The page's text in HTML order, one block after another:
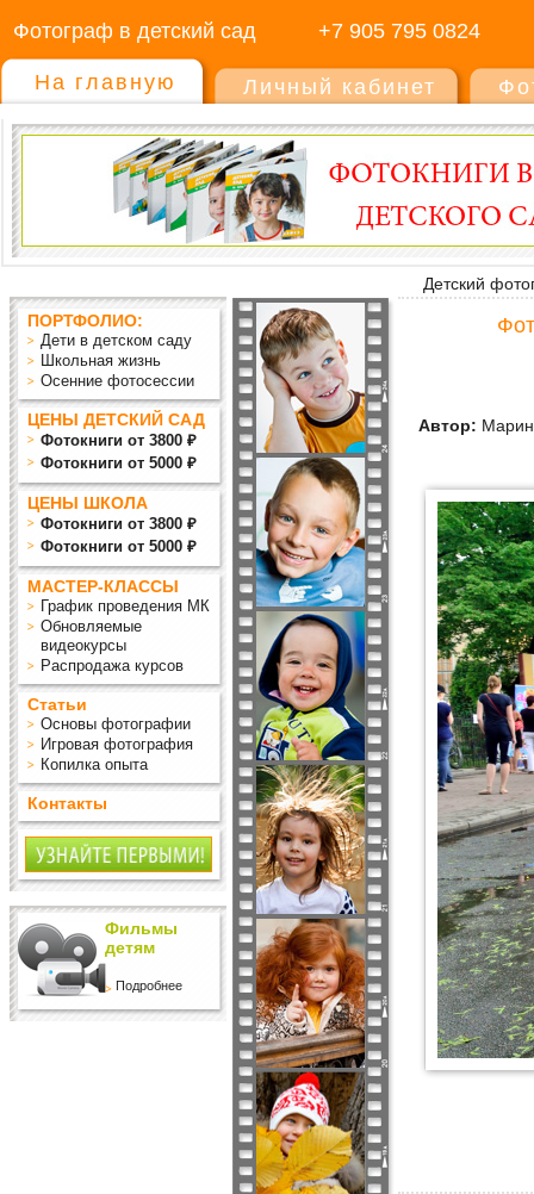
Фотограф в детский сад +7 905 795 0824
На главную Личный кабинет
Детский
ПОРТФОЛИО:
Дети в детском саду
Школьная жизнь
Осенние фотосессии
ЦЕНЫ ДЕТСКИЙ САД
Фотокниги от 3800 ₽
Фотокниги от 5000 ₽
ЦЕНЫ ШКОЛА
Фотокниги от 3800 ₽
Фотокниги от 5000 ₽
МАСТЕР-КЛАССЫ
График проведения МК
Обновляемые
видеокурсы
Распродажа курсов
Статьи
Основы фотографии
Игровая фотография
Копилка опыта
Контакты
Фильмы
детям
Подробнее
Автор: